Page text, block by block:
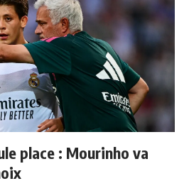
place : Mourinho va